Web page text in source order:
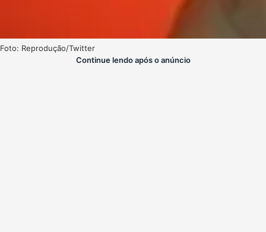
Foto: Reprodução/Twitter
Continue lendo após o anúncio